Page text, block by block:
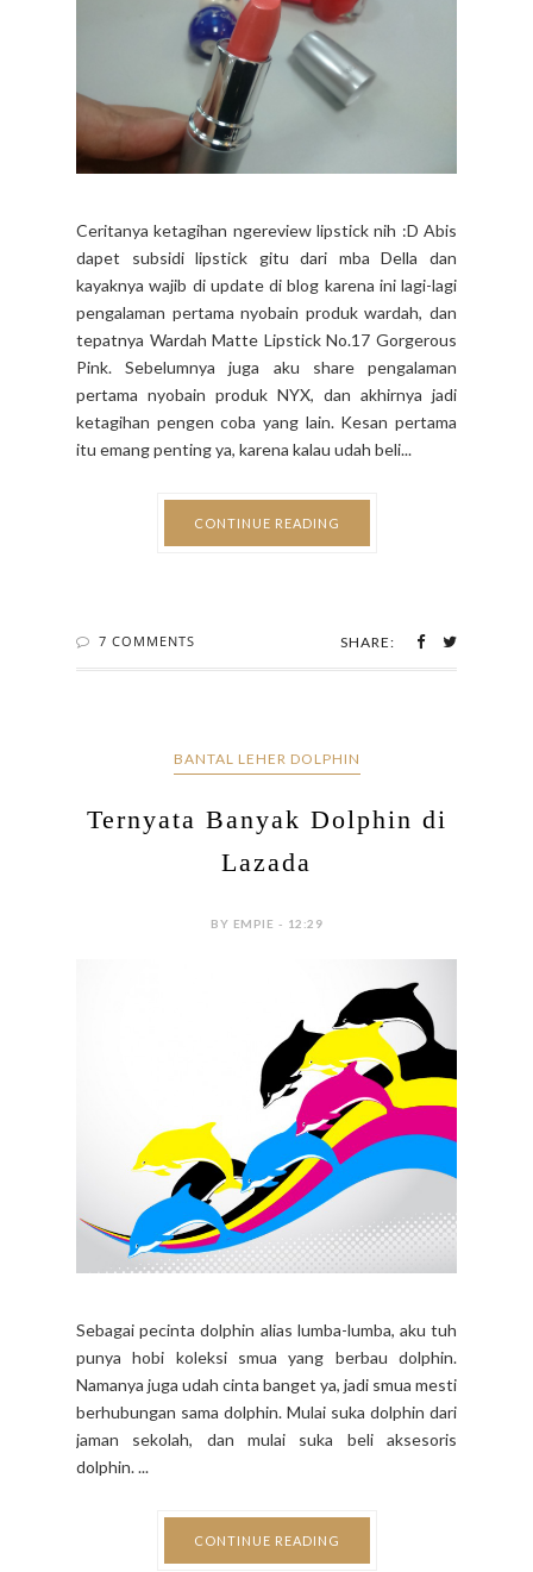
Ceritanya ketagihan ngereview lipstick nih :D Abis
dapet subsidi lipstick gitu dari mba Della dan
kayaknya wajib di update di blog karena ini lagi-lagi
pengalaman pertama nyobain produk wardah, dan
tepatnya Wardah Matte Lipstick No.17 Gorgerous
Pink. Sebelumnya juga aku share pengalaman
pertama nyobain produk NYX, dan akhirnya jadi
ketagihan pengen coba yang lain. Kesan pertama
itu emang penting ya, karena kalau udah beli...
CONTINUE READING
7 COMMENTS SHARE:
BANTAL LEHER DOLPHIN
Ternyata Banyak Dolphin di
Lazada
BY EMPIE - 12:29
Sebagai pecinta dolphin alias lumba-lumba, aku tuh
punya hobi koleksi smua yang berbau dolphin.
Namanya juga udah cinta banget ya, jadi smua mesti
berhubungan sama dolphin. Mulai suka dolphin dari
jaman sekolah, dan mulai suka beli aksesoris
dolphin. ...
CONTINUE READING